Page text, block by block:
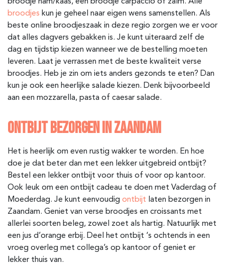
broodjes kun je geheel naar eigen wens samenstellen. Als
beste online broodjeszaak in deze regio zorgen we er voor
dat alles dagvers gebakken is. Je kunt uiteraard zelf de
dag en tijdstip kiezen wanneer we de bestelling moeten
leveren. Laat je verrassen met de beste kwaliteit verse
broodjes. Heb je zin om iets anders gezonds te eten? Dan
kun je ook een heerlijke salade kiezen. Denk bijvoorbeeld
aan een mozzarella, pasta of caesar salade.
ONTBIJT BEZORGEN IN ZAANDAM
Het is heerlijk om even rustig wakker te worden. En hoe
doe je dat beter dan met een lekker uitgebreid ontbijt?
Bestel een lekker ontbijt voor thuis of voor op kantoor.
Ook leuk om een ontbijt cadeau te doen met Vaderdag of
Moederdag. Je kunt eenvoudig ontbijt laten bezorgen in
Zaandam. Geniet van verse broodjes en croissants met
allerlei soorten beleg, zowel zoet als hartig. Natuurlijk met
een jus d’orange erbij. Deel het ontbijt ‘s ochtends in een
vroeg overleg met collega’s op kantoor of geniet er
lekker thuis van.